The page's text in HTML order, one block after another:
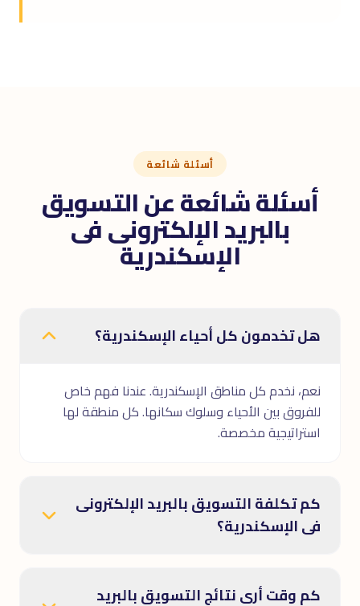
أسئلة شائعة
أسئلة شائعة عن التسويق
بالبريد الإلكترونى فى
الإسكندرية
هل تخدمون كل أحياء الإسكندرية؟
نعم، نخدم كل مناطق الإسكندرية. عندنا فهم خاص
للفروق بين الأحياء وسلوك سكانها. كل منطقة لها
استراتيجية مخصصة.
كم تكلفة التسويق بالبريد الإلكترونى
فى الإسكندرية؟
كم وقت أرى نتائج التسويق بالبريد